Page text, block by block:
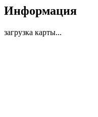
Информация
загрузка карты...